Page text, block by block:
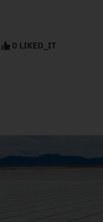
0 LIKED_IT